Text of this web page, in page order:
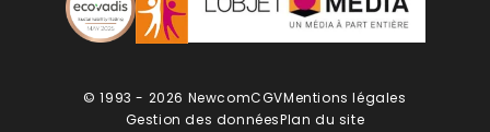
© 1993 - 2026 NewcomCGVMentions légales
Gestion des donnéesPlan du site